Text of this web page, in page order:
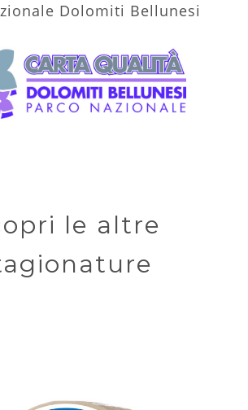
Dolomiti Bellunesi
le altre